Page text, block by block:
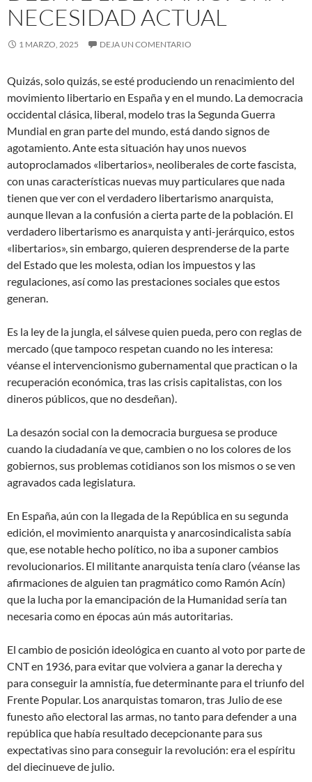
NECESIDAD ACTUAL
1 MARZO, 2025 DEJA UN COMENTARIO
Quizás, solo quizás, se esté produciendo un renacimiento del
movimiento libertario en España y en el mundo. La democracia
occidental clásica, liberal, modelo tras la Segunda Guerra
Mundial en gran parte del mundo, está dando signos de
agotamiento. Ante esta situación hay unos nuevos
autoproclamados «libertarios», neoliberales de corte fascista,
con unas características nuevas muy particulares que nada
tienen que ver con el verdadero libertarismo anarquista,
aunque llevan a la confusión a cierta parte de la población. El
verdadero libertarismo es anarquista y anti-jerárquico, estos
«libertarios», sin embargo, quieren desprenderse de la parte
del Estado que les molesta, odian los impuestos y las
regulaciones, así como las prestaciones sociales que estos
generan.
Es la ley de la jungla, el sálvese quien pueda, pero con reglas de
mercado (que tampoco respetan cuando no les interesa:
véanse el intervencionismo gubernamental que practican o la
recuperación económica, tras las crisis capitalistas, con los
dineros públicos, que no desdeñan).
La desazón social con la democracia burguesa se produce
cuando la ciudadanía ve que, cambien o no los colores de los
gobiernos, sus problemas cotidianos son los mismos o se ven
agravados cada legislatura.
En España, aún con la llegada de la República en su segunda
edición, el movimiento anarquista y anarcosindicalista sabía
que, ese notable hecho político, no iba a suponer cambios
revolucionarios. El militante anarquista tenía claro (véanse las
afirmaciones de alguien tan pragmático como Ramón Acín)
que la lucha por la emancipación de la Humanidad sería tan
necesaria como en épocas aún más autoritarias.
El cambio de posición ideológica en cuanto al voto por parte de
CNT en 1936, para evitar que volviera a ganar la derecha y
para conseguir la amnistía, fue determinante para el triunfo del
Frente Popular. Los anarquistas tomaron, tras Julio de ese
funesto año electoral las armas, no tanto para defender a una
república que había resultado decepcionante para sus
expectativas sino para conseguir la revolución: era el espíritu
del diecinueve de julio.